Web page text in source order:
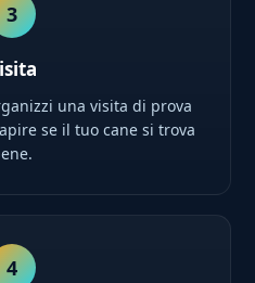
3
una visita di prova
se il tuo cane si trova
4